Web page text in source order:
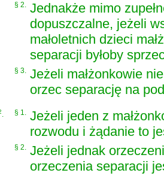
§ 2. Jednakże mimo
dopuszczalne, jeżeli
małoletnich dzieci
separacji byłoby
§ 3. Jeżeli małżonkowie
orzec separację na
. § 1. Jeżeli jeden z
rozwodu i żądanie to
§ 2. Jeżeli jednak
orzeczenia separacji